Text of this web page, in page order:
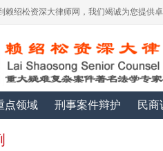
赖绍松资深大律师网，我们竭诚为您提供
点领域 刑事案件辩护 民商